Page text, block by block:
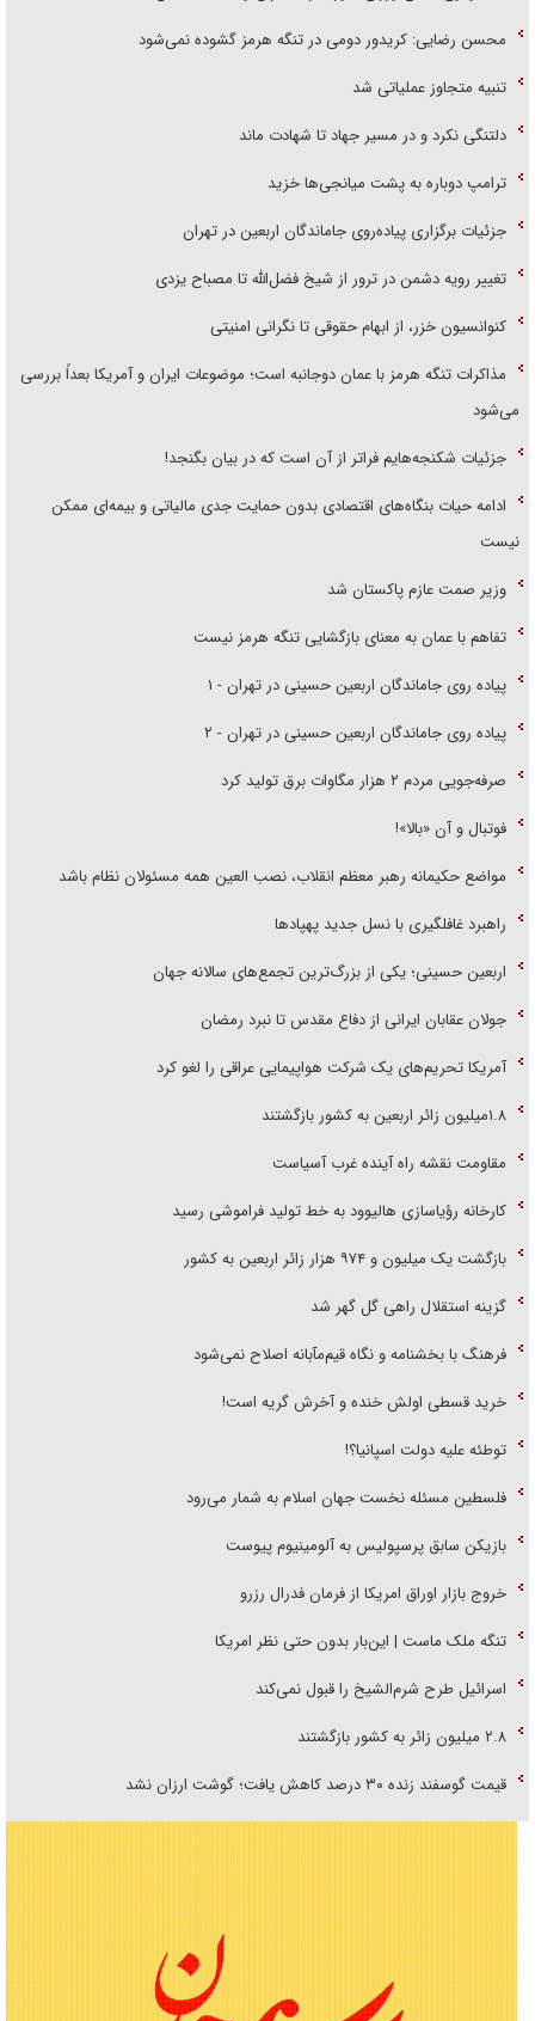
محسن رضایی: کریدور دومی در تنگه هرمز گشوده نمی‌شود
تنبیه متجاوز عملیاتی شد
دلتنگی نکرد و در مسیر جهاد تا شهادت ماند
ترامپ دوباره به پشت میانجی‌ها خزید
جزئیات برگزاری پیاده‌روی جاماندگان اربعین در تهران
تغییر رویه دشمن در ترور از شیخ فضل‌الله تا مصباح یزدی
کنوانسیون خزر، از ابهام حقوقی تا نگرانی امنیتی
مذاکرات تنگه هرمز با عمان دوجانبه است؛ موضوعات ایران و آمریکا بعداً بررسی
می‌شود
جزئیات شکنجه‌هایم فراتر از آن است که در بیان بگنجد!
ادامه حیات بنگاه‌های اقتصادی بدون حمایت جدی مالیاتی و بیمه‌ای ممکن
نیست
وزیر صمت عازم پاکستان شد
تفاهم با عمان به معنای بازگشایی تنگه هرمز نیست
پیاده روی جاماندگان اربعین حسینی در تهران - ۱
پیاده روی جاماندگان اربعین حسینی در تهران - ۲
صرفه‌جویی مردم ۲ هزار مگاوات برق تولید کرد
فوتبال و آن «بالا»!
مواضع حکیمانه رهبر معظم انقلاب، نصب العین همه مسئولان نظام باشد
راهبرد غافلگیری با نسل جدید پهپاد‌ها
اربعین حسینی؛ یکی از بزرگ‌ترین تجمع‌های سالانه جهان
جولان عقابان ایرانی از دفاع مقدس تا نبرد رمضان
آمریکا تحریم‌های یک شرکت هواپیمایی عراقی را لغو کرد
۱.۸میلیون زائر اربعین به کشور بازگشتند
مقاومت نقشه راه آینده غرب آسیاست
کارخانه رؤیاسازی هالیوود به خط تولید فراموشی رسید
بازگشت یک میلیون و ۹۷۴ هزار زائر اربعین به کشور
گزینه استقلال راهی گل گهر شد
فرهنگ با بخشنامه و نگاه قیم‌مآبانه اصلاح نمی‌شود
خرید قسطی اولش خنده و آخرش گریه است!
توطئه علیه دولت اسپانیا؟!
فلسطین مسئله نخست جهان اسلام به شمار می‌رود
بازیکن سابق پرسپولیس به آلومینیوم پیوست
خروج بازار اوراق امریکا از فرمان فدرال رزرو
تنگه ملک ماست | این‌بار بدون حتی نظر امریکا
اسرائیل طرح شرم‌الشیخ را قبول نمی‌کند
۲.۸ میلیون زائر به کشور بازگشتند
قیمت گوسفند زنده ۳۰ درصد کاهش یافت؛ گوشت ارزان نشد